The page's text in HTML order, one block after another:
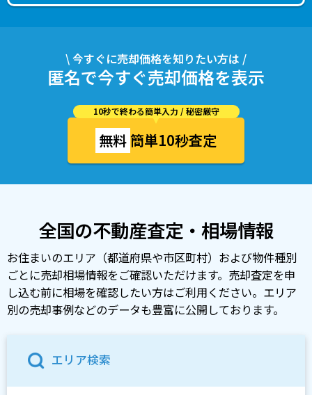
\ 今すぐに売却価格を知りたい方は /
匿名で今すぐ売却価格を表示
10秒で終わる簡単入力 / 秘密厳守
無料簡単10秒査定
全国の不動産査定・相場情報
お住まいのエリア（都道府県や市区町村）および物件種別
ごとに売却相場情報をご確認いただけます。売却査定を申
し込む前に相場を確認したい方はご利用ください。エリア
別の売却事例などのデータも豊富に公開しております。
エリア検索